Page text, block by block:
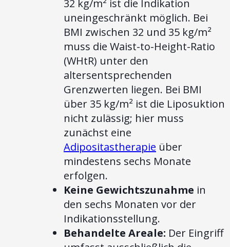
32 kg/m² ist die Indikation
uneingeschränkt möglich. Bei
BMI zwischen 32 und 35 kg/m²
muss die Waist-to-Height-Ratio
(WHtR) unter den
altersentsprechenden
Grenzwerten liegen. Bei BMI
über 35 kg/m² ist die Liposuktion
nicht zulässig; hier muss
zunächst eine
Adipositastherapie über
mindestens sechs Monate
erfolgen.
Keine Gewichtszunahme in
den sechs Monaten vor der
Indikationsstellung.
Behandelte Areale: Der Eingriff